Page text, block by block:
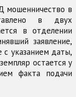
мошенничество в
в двух
в отделении
заявление,
указанием даты,
остается у
факта подачи